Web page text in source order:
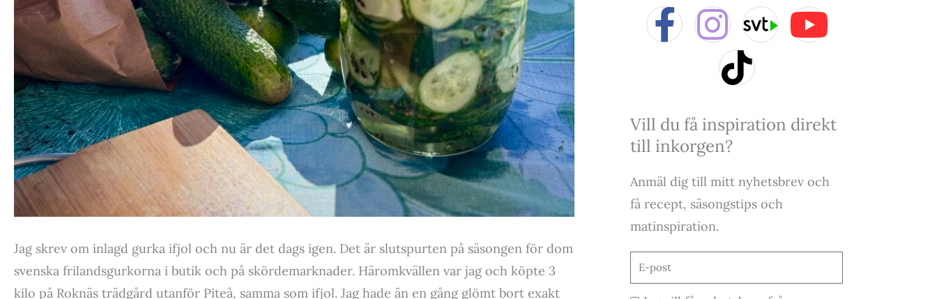
Jag skrev om inlagd gurka ifjol och nu är det dags igen. Det är slutspurten på säsongen för dom
svenska frilandsgurkorna i butik och på skördemarknader. Häromkvällen var jag och köpte 3
kilo på Roknäs trädgård utanför Piteå, samma som ifjol. Jag hade än en gång glömt bort exakt
F
a
e
b
o
o
k
I
n
s
t
a
g
r
a
Y
o
t
b
T
i
k
t
k
Vill du få inspiration direkt
till inkorgen?
Anmäl dig till mitt nyhetsbrev och
få recept, säsongstips och
matinspiration.
E-
post